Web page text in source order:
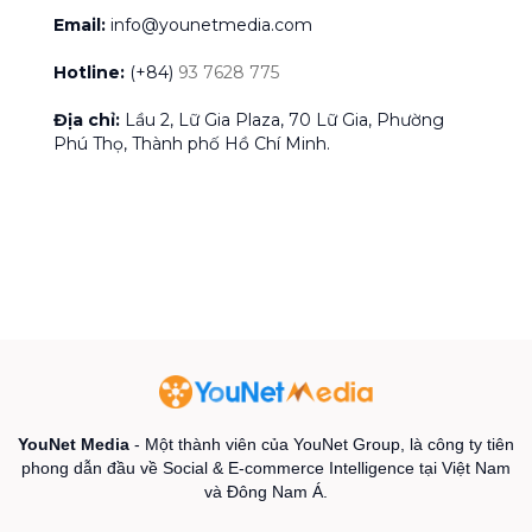
Email: info@younetmedia.com
Hotline: (+84) 93 7628 775
Địa chỉ: Lầu 2, Lữ Gia Plaza, 70 Lữ Gia, Phường
Phú Thọ, Thành phố Hồ Chí Minh.
YouNet Media - Một thành viên của YouNet Group, là công ty tiên
phong dẫn đầu về Social & E-commerce Intelligence tại Việt Nam
và Đông Nam Á.